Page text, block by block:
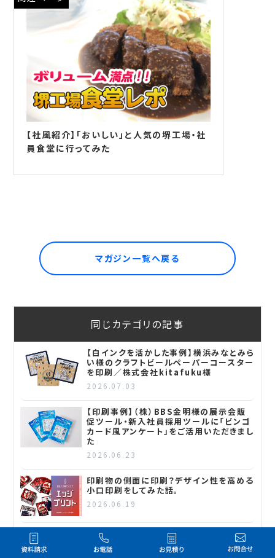
【社風紹介】「おいしい」と人気の堺工場・社
員食堂に行ってみた
同じカテゴリの記事
【白インクを活かした事例】横浜みなとみら
い様のクラフトビールペーパーコースター
を印刷／株式会社kitafuku様
2026.07.03
【印刷事例】（株）BBS金明様の展示会販
促ツール・新入社員採用ツールに「ビンゴ
カード風アンケート」をご活用いただきまし
た
2026.06.23
印刷物の側面に印刷？デザイン性を高める
小口印刷をしてみた話。
2026.06.19
【印刷事例】日本と海外を繋ぐ架け橋に。フ
ィンランド紹介冊子の印刷を担当／駐日フ
ィンランド大使館様
マガジン一覧へ戻る